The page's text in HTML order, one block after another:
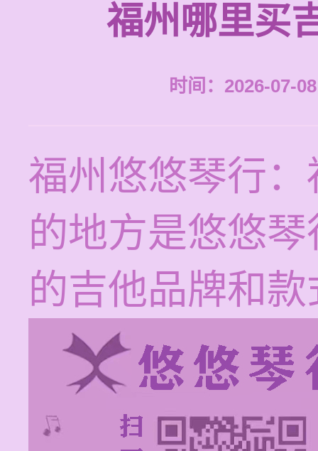
福州哪里买
时间：2026-07-
福州悠悠琴行
的地方是悠悠
的吉他品牌和款